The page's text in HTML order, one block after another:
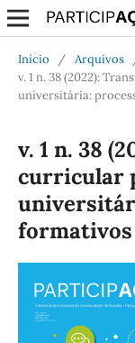
Início / Arquivos
v. 1 n. 38 (2022):
universitária:
v. 1 n. 38
curricular
formativos